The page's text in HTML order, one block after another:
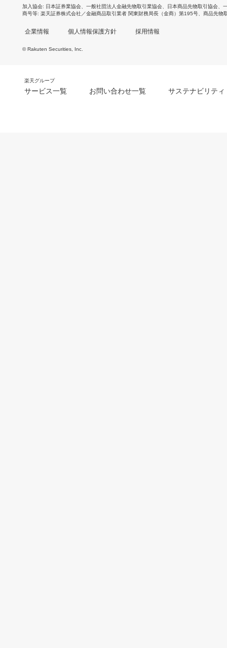
加入協会 日本証券業協会 一般社団法人金融先物取引業協会 日本商品先物取引協会
商号等 楽天証券株式会社／金融商品取引業者 関東財務局長（金商）第195号、商品先物
企業情報 個人情報保護方針 採用情報
© Rakuten Securities, Inc.
楽天グループ
サービス一覧 お問い合わせ一覧 サステナビリティ